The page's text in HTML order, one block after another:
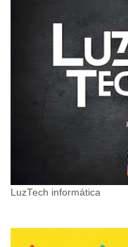
LuzTech informática